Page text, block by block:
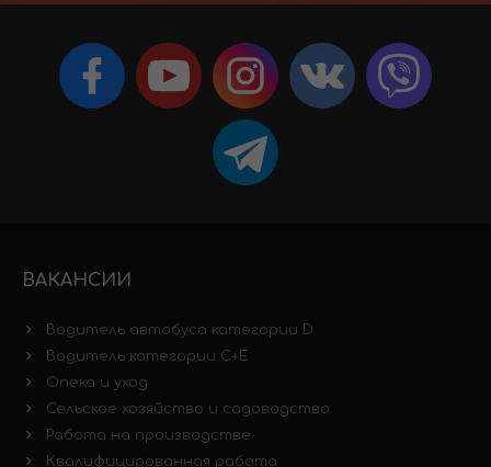
ВАКАНСИИ
Водитель автобуса категории D
Водитель категории C+E
Опека и уход
Сельское хозяйство и садоводство
Работа на производстве
Квалифицированная работа